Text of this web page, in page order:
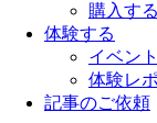
購入する
体験する
イベン
体験レ
記事のご依頼